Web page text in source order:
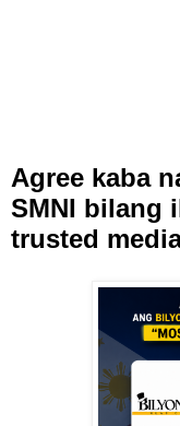
Agree kaba
SMNI bilang
trusted